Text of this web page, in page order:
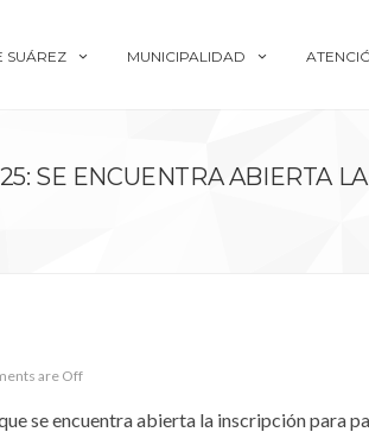
SUÁREZ MUNICIPALIDAD
SE ENCUENTRA ABIERTA LA
are Off
se encuentra abierta la inscripción para